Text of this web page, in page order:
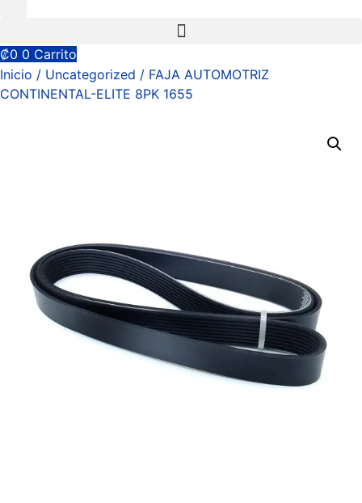
₡0 0 Carrito
Inicio / Uncategorized / FAJA AUTOMOTRIZ
CONTINENTAL-ELITE 8PK 1655